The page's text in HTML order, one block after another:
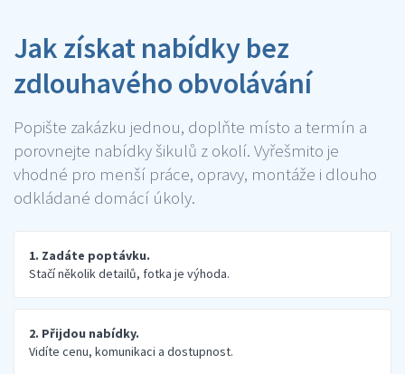
Jak získat nabídky bez
zdlouhavého obvolávání
Popište zakázku jednou, doplňte místo a termín a
porovnejte nabídky šikulů z okolí. Vyřešmito je
vhodné pro menší práce, opravy, montáže i dlouho
odkládané domácí úkoly.
1. Zadáte poptávku.
Stačí několik detailů, fotka je výhoda.
2. Přijdou nabídky.
Vidíte cenu, komunikaci a dostupnost.